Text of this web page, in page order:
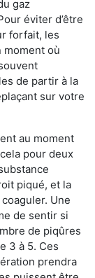
gaz
éviter d’être
forfait, les
moment où
de partir à la
sur votre
au moment
pour deux
piqué, et la
Une
de sentir si
de piqûres
3 à 5. Ces
prendra